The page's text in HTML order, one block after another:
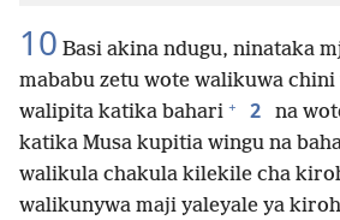
10 Basi akina ndugu, ninataka
mababu zetu wote walikuwa chini
walipita katika bahari + 2
na
katika Musa kupitia wingu na
walikula chakula kilekile cha
walikunywa maji yaleyale ya